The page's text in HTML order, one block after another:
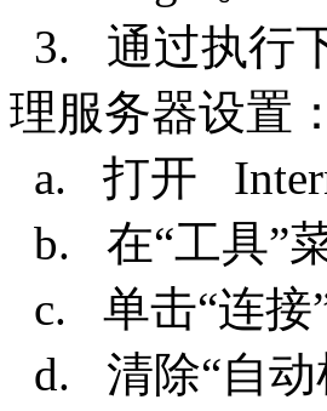
3. 通过执行
理服务器设置
a. 打开
b. 在“工具”
c. 单击“连接
d. 清除“自